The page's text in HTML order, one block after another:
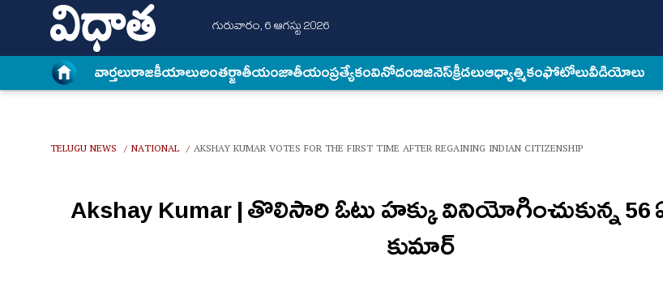
గురువారం, 6 ఆగస్టు 2026
వార్త‌లురాజకీయాలుఅంత‌ర్జాతీయంజాతీయంప్రత్యేకంవినోదంబిజినెస్క్రీడలుఆధ్యాత్మికంఫోటోలువీడియోలు
TELUGU NEWS / NATIONAL / AKSHAY KUMAR VOTES FOR THE FIRST TIME AFTER REGAINING INDIAN CITIZENSHIP
Akshay Kumar | తొలిసారి ఓటు హ‌క్కు వినియోగించుకున్న 56
కుమార్